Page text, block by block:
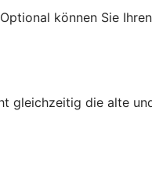
können Sie
gleichzeitig die alte